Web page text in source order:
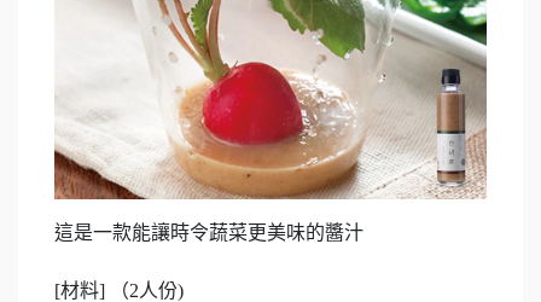
這是一款能讓時令蔬菜更美味的醬汁
[材料] （2人份)